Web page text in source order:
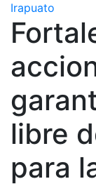
Irapuato
libre
para